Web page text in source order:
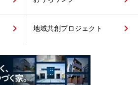
地域共創プロジェクト